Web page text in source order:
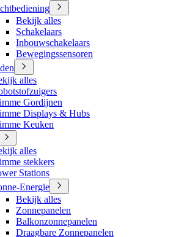
Bekijk alles
Schakelaars
Inbouwschakelaars
Bewegingssensoren
alles
Gordijnen
Displays & Hubs
Keuken
alles
stekkers
Stations
Energie
Bekijk alles
Zonnepanelen
Balkonzonnepanelen
Draagbare Zonnepanelen